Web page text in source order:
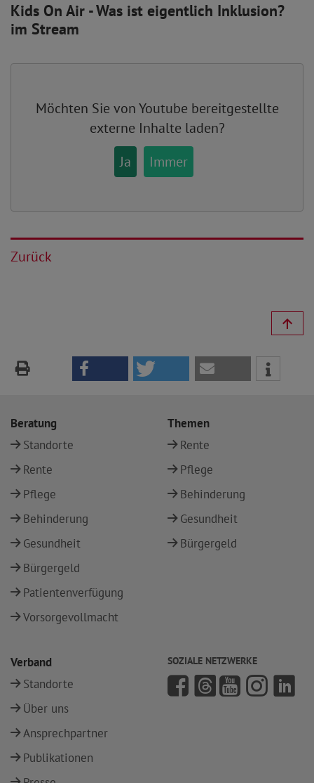
Kids On Air - Was ist eigentlich Inklusion?
im Stream
Möchten Sie vonYoutube bereitgestellte
externe Inhalte laden?
Ja
Immer
Zurück
Beratung
Standorte
Rente
Pflege
Behinderung
Gesundheit
Bürgergeld
Patientenverfügung
Vorsorgevollmacht
Themen
Rente
Pflege
Behinderung
Gesundheit
Bürgergeld
Verband
Standorte
Über uns
Ansprechpartner
Publikationen
SOZIALE NETZWERKE